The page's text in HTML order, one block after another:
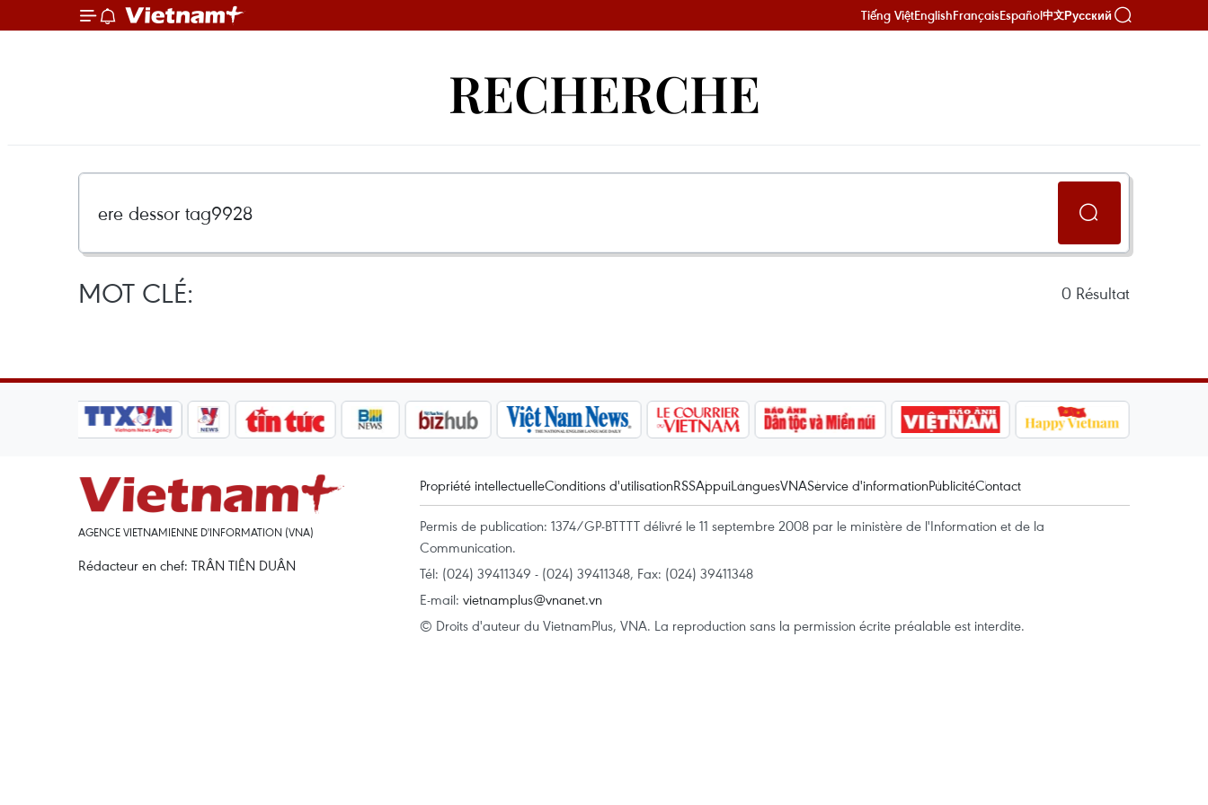
Tiếng ViệtEnglishFrançaisEspañol中文Русский
RECHERCHE
MOT CLÉ: 0 Résultat
AGENCE VIETNAMIENNE D'INFORMATION (VNA)
Rédacteur en chef: TRÂN TIÊN DUÂN
Propriété intellectuelleConditions d'utilisationRSSAppuiLanguesVNAService d'informationPublicitéContact
Permis de publication: 1374/GP-BTTTT délivré le 11 septembre 2008 par le ministère de l'Information et de la
Communication.
Tél: (024) 39411349 - (024) 39411348, Fax: (024) 39411348
E-mail: vietnamplus@vnanet.vn
© Droits d'auteur du VietnamPlus, VNA. La reproduction sans la permission écrite préalable est interdite.